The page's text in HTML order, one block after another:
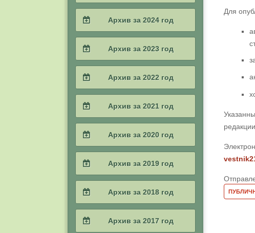
Для
2025 / #3
2025 / #2
Архив за 2024 год
2024 / #3
2024 / #2
Архив за 2023 год
2023 / #3
2023 / #2
Архив за 2022 год
2022 / #3
2022 / #2
Архив за 2021 год
2021 / #3
2021 / #2
Архив за 2020 год
2020 / #3
2020 / #2
Архив за 2019 год
2019 / #3
Архив за 2018 год
Архив за 2017 год